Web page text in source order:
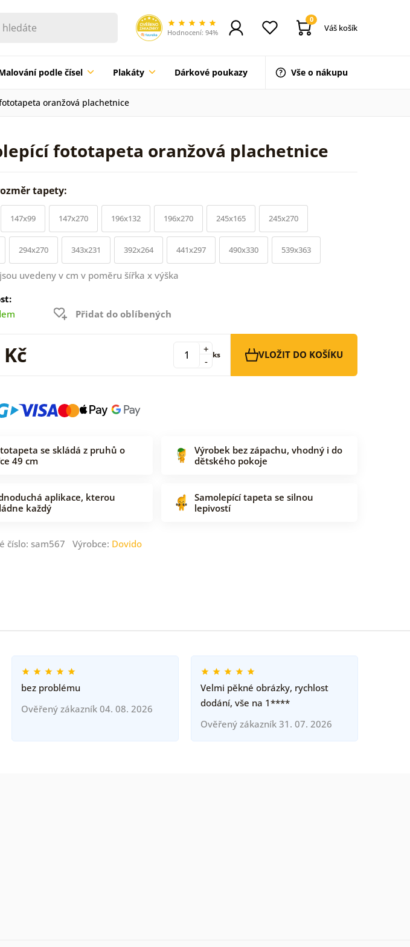
Hodnocení: 94%
0
Váš košík
podle čísel Plakáty Dárkové poukazy Vše o nákupu
oranžová plachetnice
fototapeta oranžová plachetnice
tapety:
147x99 147x270 196x132 196x270 245x165 245x270
294x270 343x231 392x264 441x297 490x330 539x363
uvedeny v cm v poměru šířka x výška
Přidat do oblíbených
-
+ ks VLOŽIT DO KOŠÍKU
se skládá z pruhů o
49 cm
Výrobek bez zápachu, vhodný i do
dětského pokoje
aplikace, kterou
každý
Samolepící tapeta se silnou
lepivostí
číslo: sam567 Výrobce: Dovido
bez problému
Ověřený zákazník 04. 08. 2026
Velmi pěkné obrázky, rychlost
dodání, vše na 1****
Ověřený zákazník 31. 07. 2026